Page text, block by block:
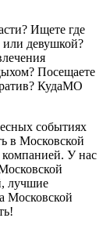
Ищете где
или девушкой?
Посещаете
КудаМО
событиях
в Московской
У нас
лучшие
Московской